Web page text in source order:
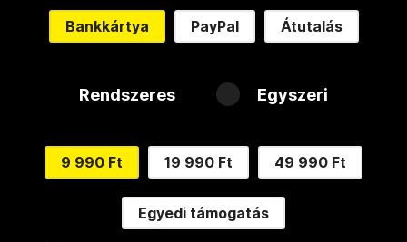
Bankkártya PayPal Átutalás
Rendszeres Egyszeri
9 990 Ft 19 990 Ft 49 990 Ft
Egyedi támogatás